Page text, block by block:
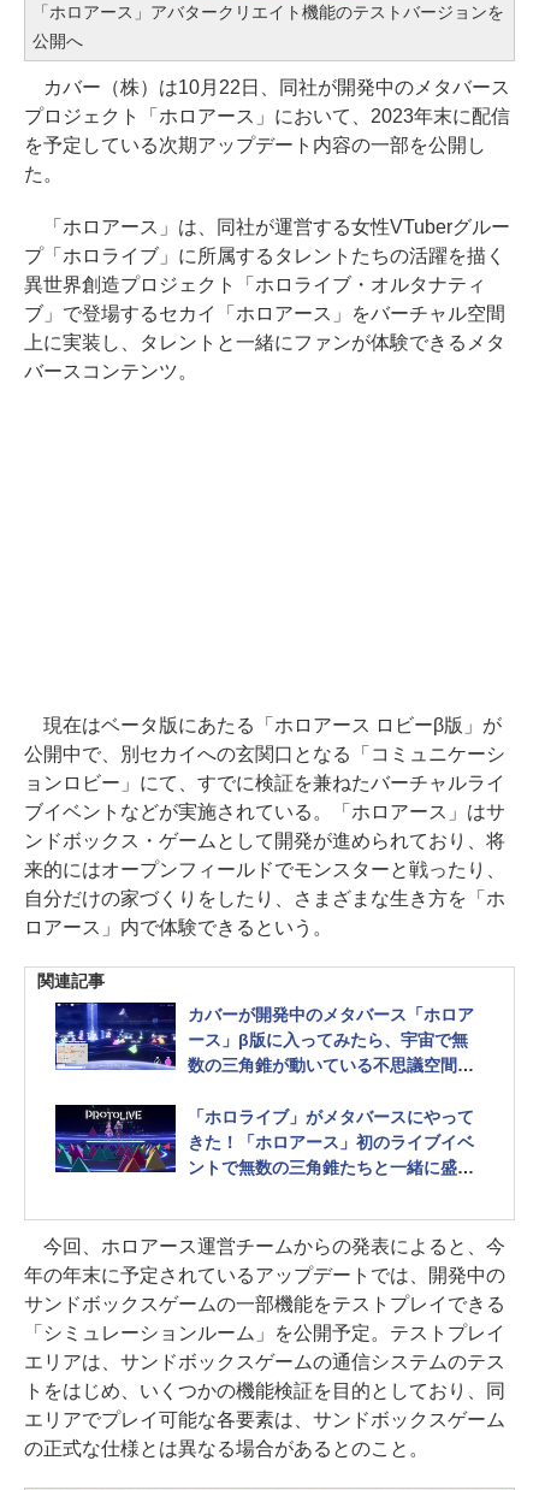
「ホロアース」アバタークリエイト機能のテストバージョンを
公開へ
カバー（株）は10月22日、同社が開発中のメタバース
プロジェクト「ホロアース」において、2023年末に配信
を予定している次期アップデート内容の一部を公開し
た。
「ホロアース」は、同社が運営する女性VTuberグルー
プ「ホロライブ」に所属するタレントたちの活躍を描く
異世界創造プロジェクト「ホロライブ・オルタナティ
ブ」で登場するセカイ「ホロアース」をバーチャル空間
上に実装し、タレントと一緒にファンが体験できるメタ
バースコンテンツ。
現在はベータ版にあたる「ホロアース ロビーβ版」が
公開中で、別セカイへの玄関口となる「コミュニケーシ
ョンロビー」にて、すでに検証を兼ねたバーチャルライ
ブイベントなどが実施されている。「ホロアース」はサ
ンドボックス・ゲームとして開発が進められており、将
来的にはオープンフィールドでモンスターと戦ったり、
自分だけの家づくりをしたり、さまざまな生き方を「ホ
ロアース」内で体験できるという。
関連記事
カバーが開発中のメタバース「ホロア
ース」β版に入ってみたら、宇宙で無
数の三角錐が動いている不思議空間だ
「ホロライブ」がメタバースにやって
きた！「ホロアース」初のライブイベ
ントで無数の三角錐たちと一緒に盛り
今回、ホロアース運営チームからの発表によると、今
年の年末に予定されているアップデートでは、開発中の
サンドボックスゲームの一部機能をテストプレイできる
「シミュレーションルーム」を公開予定。テストプレイ
エリアは、サンドボックスゲームの通信システムのテス
トをはじめ、いくつかの機能検証を目的としており、同
エリアでプレイ可能な各要素は、サンドボックスゲーム
の正式な仕様とは異なる場合があるとのこと。